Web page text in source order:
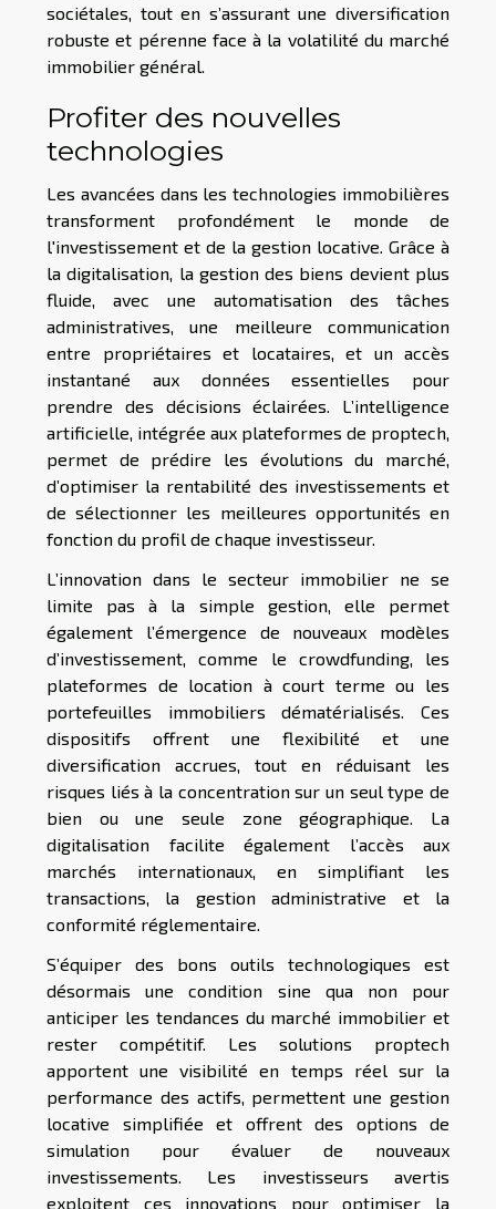
sociétales, tout en s’assurant une diversification
robuste et pérenne face à la volatilité du marché
immobilier général.
Profiter des nouvelles
technologies
Les avancées dans les technologies immobilières
transforment profondément le monde de
l'investissement et de la gestion locative. Grâce à
la digitalisation, la gestion des biens devient plus
fluide, avec une automatisation des tâches
administratives, une meilleure communication
entre propriétaires et locataires, et un accès
instantané aux données essentielles pour
prendre des décisions éclairées. L’intelligence
artificielle, intégrée aux plateformes de proptech,
permet de prédire les évolutions du marché,
d’optimiser la rentabilité des investissements et
de sélectionner les meilleures opportunités en
fonction du profil de chaque investisseur.
L’innovation dans le secteur immobilier ne se
limite pas à la simple gestion, elle permet
également l’émergence de nouveaux modèles
d’investissement, comme le crowdfunding, les
plateformes de location à court terme ou les
portefeuilles immobiliers dématérialisés. Ces
dispositifs offrent une flexibilité et une
diversification accrues, tout en réduisant les
risques liés à la concentration sur un seul type de
bien ou une seule zone géographique. La
digitalisation facilite également l’accès aux
marchés internationaux, en simplifiant les
transactions, la gestion administrative et la
conformité réglementaire.
S’équiper des bons outils technologiques est
désormais une condition sine qua non pour
anticiper les tendances du marché immobilier et
rester compétitif. Les solutions proptech
apportent une visibilité en temps réel sur la
performance des actifs, permettent une gestion
locative simplifiée et offrent des options de
simulation pour évaluer de nouveaux
investissements. Les investisseurs avertis
exploitent ces innovations pour optimiser la